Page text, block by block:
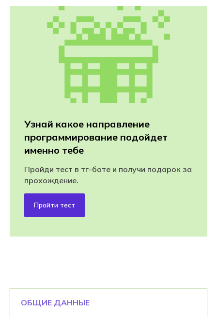
Узнай какое направление
программирование подойдет
именно тебе
Пройди тест в тг-боте и получи подарок за
прохождение.
Пройти тест
ОБЩИЕ ДАННЫЕ